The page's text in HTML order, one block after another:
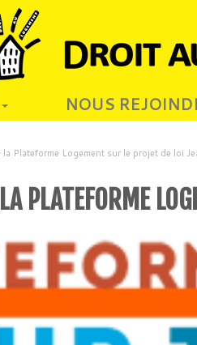
NOUS
la Plateforme Logement sur le projet de loi
PLATEFORME